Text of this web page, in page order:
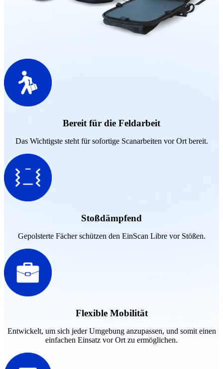
Bereit für die Feldarbeit
Das Wichtigste steht für sofortige Scanarbeiten vor Ort bereit.
Stoßdämpfend
Gepolsterte Fächer schützen den EinScan Libre vor Stößen.
Flexible Mobilität
Entwickelt, um sich jeder Umgebung anzupassen, und somit einen
einfachen Einsatz vor Ort zu ermöglichen.